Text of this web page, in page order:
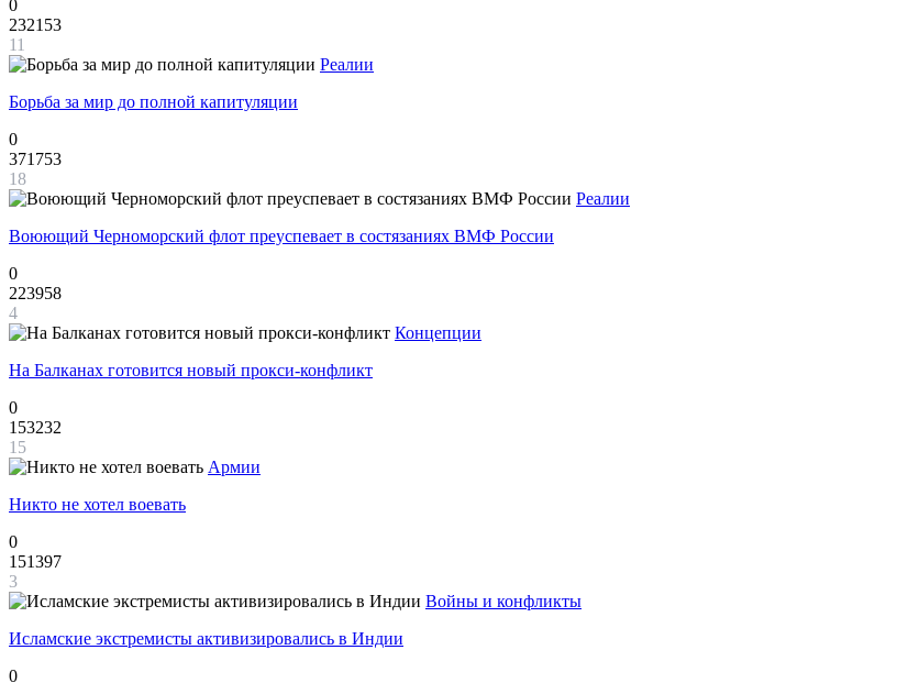
0
232153
11
Реалии
Борьба за мир до полной капитуляции
0
371753
18
Реалии
Воюющий Черноморский флот преуспевает в состязаниях ВМФ России
0
223958
4
Концепции
На Балканах готовится новый прокси-конфликт
0
153232
15
Армии
Никто не хотел воевать
0
151397
3
Войны и конфликты
Исламские экстремисты активизировались в Индии
0